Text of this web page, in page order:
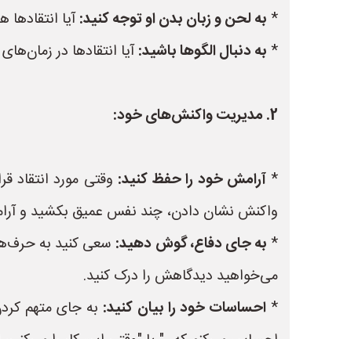
* به لحن و زبان بدن او توجه کنید:آیا
* به دنبال الگوها باشید:آیا انتقادها در
2. مدیریت واکنش‌های خود:
*آرامش خود را حفظ کنید: وقتی مورد
واکنش نشان دادن، چند نفس عمیق بکشید و
* به جای دفاع، گوش دهید: سعی کنید به
می‌خواهید دیدگاهش را درک کنید.
*احساسات خود را بیان کنید: به جای متهم